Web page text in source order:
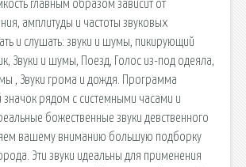
главным образом зависит от
амплитуды и частоты звуковых
и слушать: звуки и шумы, пикирующий
Звуки и шумы, Поезд, Голос из-под одеяла,
, Звуки грома и дождя. Программа
значок рядом с системными часами и
божественные звуки девственного
вашему вниманию большую подборку
Эти звуки идеальны для применения